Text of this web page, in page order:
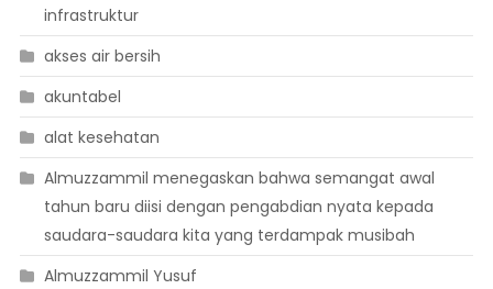
infrastruktur
akses air bersih
akuntabel
alat kesehatan
Almuzzammil menegaskan bahwa semangat awal
tahun baru diisi dengan pengabdian nyata kepada
saudara-saudara kita yang terdampak musibah
Almuzzammil Yusuf